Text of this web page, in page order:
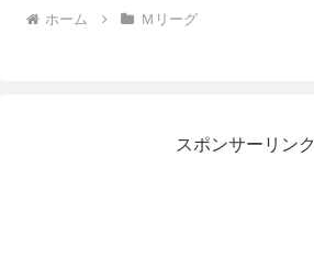
ホーム Ｍリーグ
スポンサーリンク